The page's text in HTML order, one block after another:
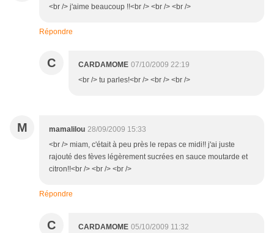
<br /> j'aime beaucoup !!<br /> <br /> <br />
Répondre
C CARDAMOME 07/10/2009 22:19
<br /> tu parles!<br /> <br /> <br />
M mamalilou 28/09/2009 15:33
<br /> miam, c'était à peu près le repas ce midi!! j'ai juste
rajouté des fèves légèrement sucrées en sauce moutarde et
citron!!<br /> <br /> <br />
Répondre
C CARDAMOME 05/10/2009 11:32